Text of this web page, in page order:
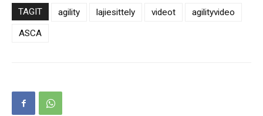
TAGIT agility lajiesittely videot
agilityvideo
ASCA